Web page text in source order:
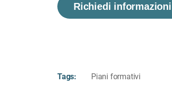
Richiedi informazioni
Tags: Piani formativi